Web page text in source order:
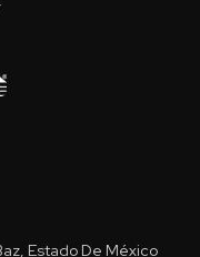
Estado De México